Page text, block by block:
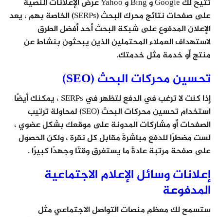
تتيح لك Google و Bing و Yahoo عرض الإعلانات النصية
على صفحات نتائج محرك البحث (SERPs) الخاصة بهم ، يعد
الإعلان المدفوع على شبكة البحث أحد أفضل الطرق
لاستهداف العملاء المحتملين الذين يبحثون بنشاط عن
منتج أو خدمة مثل خدمتك.
تحسين محركات البحث (SEO)
إذا كنت لا ترغب في الدفع لتظهر في SERPs ، يمكنك أيضًا
استخدام تحسين محركات البحث (SEO) لمحاولة ترتيب
الصفحات أو مشاركات المدونة على موقعك بشكل عضوي ،
لست مضطرًا للدفع مباشرةً مقابل كل نقرة ، ولكن الحصول
على صفحة مرتبة عادةً ما يستغرق وقتًا وجهدًا كبيرًا .
إعلانات وسائل الإعلام الاجتماعية
المدفوعة
ستسمح لك معظم منصات التواصل الاجتماعي مثل